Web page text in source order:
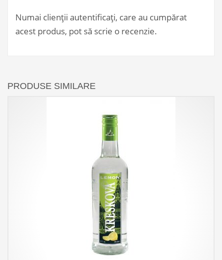
Numai clienții autentificați, care au cumpărat
acest produs, pot să scrie o recenzie.
PRODUSE SIMILARE